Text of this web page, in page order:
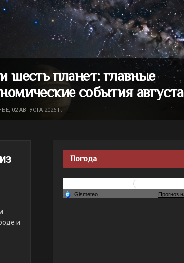
шесть планет: главные
события августа
02 АВГУСТА 2026 Г.
и
Погода